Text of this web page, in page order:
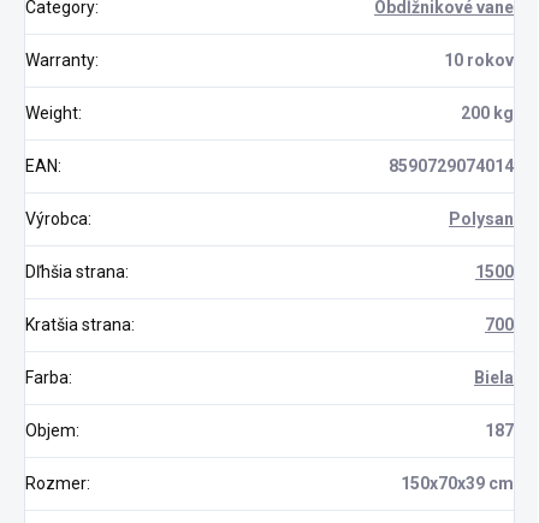
Category: Obdĺžnikové vane
Warranty: 10 rokov
Weight: 200 kg
EAN: 8590729074014
Výrobca: Polysan
Dľhšia strana: 1500
Kratšia strana: 700
Farba: Biela
Objem: 187
Rozmer: 150x70x39 cm